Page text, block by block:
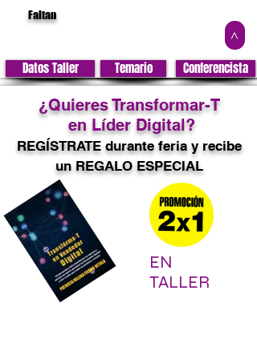
Faltan
>
Datos Taller Temario Conferencista
¿Quieres Transformar-T
en Líder Digital?
REGÍSTRATE durante feria y recibe
un REGALO ESPECIAL
EN
TALLER